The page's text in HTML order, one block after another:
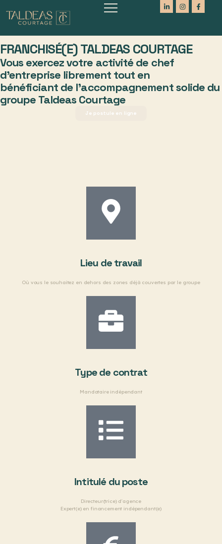
FRANCHISÉ(E) TALDEAS COURTAGE
Vous exercez votre activité de chef
d’entreprise librement tout en
bénéficiant de l’accompagnement solide du
groupe Taldeas Courtage
Je postule en ligne
Lieu de travail
Où vous le souhaitez en dehors des zones déjà couvertes par le groupe
Type de contrat
Mandataire indépendant
Intitulé du poste
Directeur(trice) d'agence
Expert(e) en financement indépendant(e)